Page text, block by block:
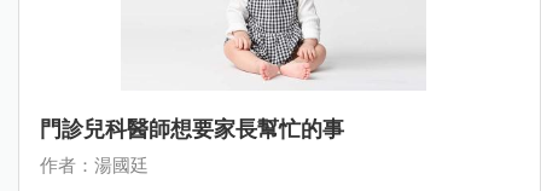
門診兒科醫師想要家長幫忙的事
作者：湯國廷